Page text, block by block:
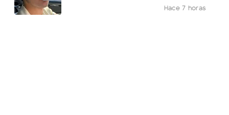
Hace 7 horas